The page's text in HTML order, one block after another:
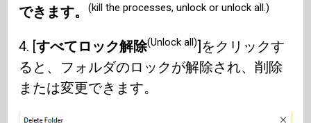
できます。(kill the processes, unlock or unlock all.)
4. [すべてロック解除(Unlock all)]をクリックす
ると、フォルダのロックが解除され、削除
または変更できます。